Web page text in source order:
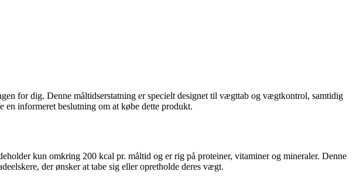
for dig. Denne måltidserstatning er specielt designet til vægttab og vægtkontrol, samtidig
informeret beslutning om at købe dette produkt.
kun omkring 200 kcal pr. måltid og er rig på proteiner, vitaminer og mineraler. Denne
der ønsker at tabe sig eller opretholde deres vægt.